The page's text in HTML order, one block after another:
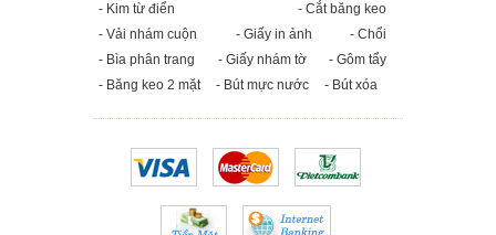
- Kim từ điển
- Cắt băng keo
- Vải nhám cuộn
- Giấy in ảnh
- Chổi
- Bìa phân trang
- Giấy nhám tờ
- Gôm tẩy
- Băng keo 2 mặt
- Bút mực nước - Bút xóa